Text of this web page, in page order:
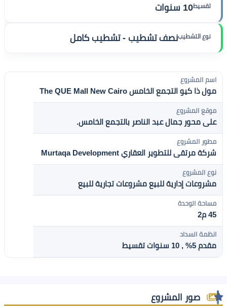
تقسيط10 سنوات
نوع التشطيبنصف تشطيب - تشطيب كامل
اسم المشروع
مول ذا كيو التجمع الخامس The QUE Mall New Cairo
موقع المشروع
على محور جمال عبد الناصر بالتجمع الخامس.
مطور المشروع
شركة مرتقى للتطوير العقاري Murtaqa Development
نوع المشروع
مشروعات إدارية للبيع مشروعات تجارية للبيع
مساحة الوحدة
45 م2
انظمة السداد
مقدم 5% , 10 سنوات تقسيط
صور المشروع